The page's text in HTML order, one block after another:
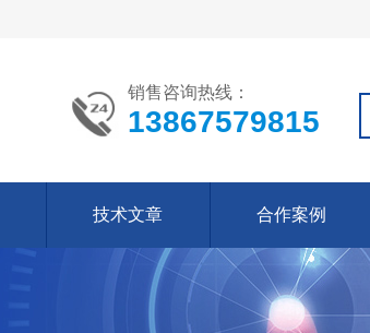
销售咨询热线：
13867579815
技术文章 合作案例